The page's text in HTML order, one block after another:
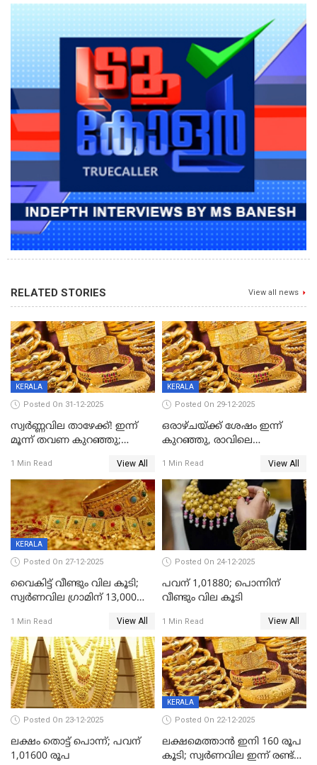
RELATED STORIES View all news
KERALA
Posted On 31-12-2025
സ്വർണ്ണവില താഴേക്ക്! ഇന്ന്
മൂന്ന് തവണ കുറഞ്ഞു;
1 Min Read View All
KERALA
Posted On 29-12-2025
ഒരാഴ്ചയ്ക്ക് ശേഷം ഇന്ന്
കുറഞ്ഞു, രാവിലെ
ഇടിവ്
1 Min Read View All
KERALA
Posted On 27-12-2025
വൈകിട്ട് വീണ്ടും വില കൂടി;
സ്വർണവില ഗ്രാമിന് 13,000
റെക്കോർഡ്
1 Min Read View All
Posted On 24-12-2025
പവന് 1,01880; പൊന്നിന്
വീണ്ടും വില കൂടി
1 Min Read View All
Posted On 23-12-2025
ലക്ഷം തൊട്ട് പൊന്ന്; പവന്
1,01600 രൂപ
KERALA
Posted On 22-12-2025
ലക്ഷമെത്താൻ ഇനി 160 രൂപ
കൂടി; സ്വർണവില ഇന്ന് രണ്ട്